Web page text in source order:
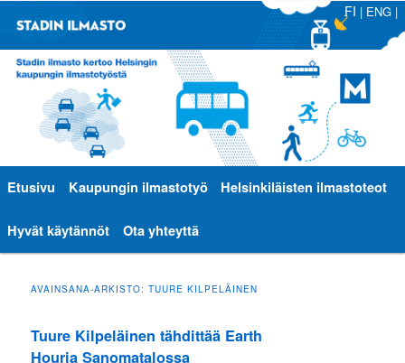
FI | ENG|
Päävalikko
Siirry
sisältöön
Siirry
toissijaiseen
Etusivu Kaupungin ilmastotyö Helsinkiläisten ilmastoteot
Hyvät käytännöt Ota yhteyttä
AVAINSANA-ARKISTO:TUURE KILPELÄINEN
Tuure Kilpeläinen tähdittää Earth
Houria Sanomatalossa